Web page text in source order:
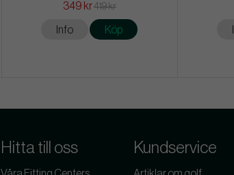
349 kr419 kr
Info Köp
Hitta till oss Kundservice